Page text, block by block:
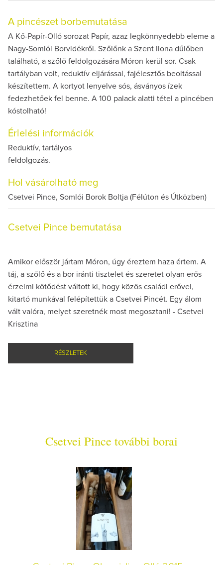
A pincészet borbemutatása
A Kő-Papír-Olló sorozat Papír, azaz legkönnyedebb eleme a
Nagy-Somlói Borvidékről. Szőlőnk a Szent Ilona dűlőben
található, a szőlő feldolgozására Móron kerül sor. Csak
tartályban volt, reduktív eljárással, fajélesztős beoltással
készítettem. A kortyot lenyelve sós, ásványos ízek
fedezhetőek fel benne. A 100 palack alatti tétel a pincében
kóstolható!
Érlelési információk
Reduktív, tartályos
feldolgozás.
Hol vásárolható meg
Csetvei Pince, Somlói Borok Boltja (Félúton és Útközben)
Csetvei Pince bemutatása
Amikor először jártam Móron, úgy éreztem haza értem. A
táj, a szőlő és a bor iránti tisztelet és szeretet olyan erős
érzelmi kötődést váltott ki, hogy közös családi erővel,
kitartó munkával felépítettük a Csetvei Pincét. Egy álom
vált valóra, melyet szeretnék most megosztani! - Csetvei
Krisztina
RÉSZLETEK
Csetvei Pince további borai